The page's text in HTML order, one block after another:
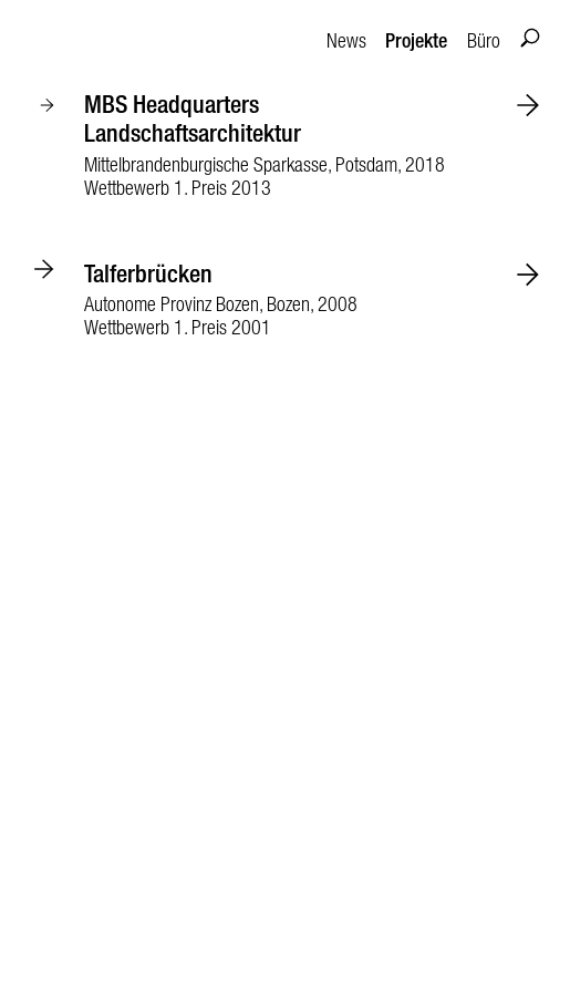
News Projekte Büro
MBS Headquarters
Landschaftsarchitektur
Mittelbrandenburgische Sparkasse, Potsdam, 2018
Wettbewerb 1. Preis 2013
Talferbrücken
Autonome Provinz Bozen, Bozen, 2008
Wettbewerb 1. Preis 2001